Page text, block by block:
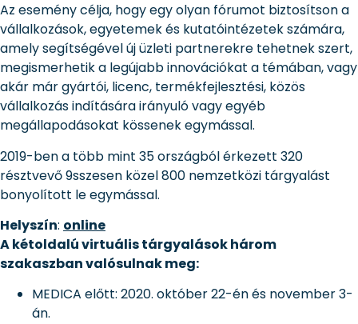
Az esemény célja, hogy egy olyan fórumot biztosítson a
vállalkozások, egyetemek és kutatóintézetek számára,
amely segítségével új üzleti partnerekre tehetnek szert,
megismerhetik a legújabb innovációkat a témában, vagy
akár már gyártói, licenc, termékfejlesztési, közös
vállalkozás indítására irányuló vagy egyéb
megállapodásokat kössenek egymással.
2019-ben a több mint 35 országból érkezett 320
résztvevő 9sszesen közel 800 nemzetközi tárgyalást
bonyolított le egymással.
Helyszín: online
A kétoldalú virtuális tárgyalások három
szakaszban valósulnak meg:
MEDICA előtt: 2020. október 22-én és november 3-
án.